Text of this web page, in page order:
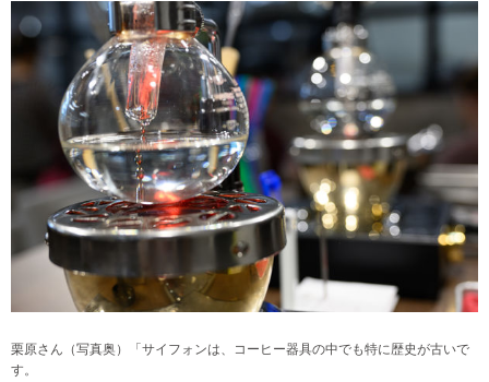
栗原さん（写真奥）「サイフォンは、コーヒー器具の中でも特に歴史が古いで
す。